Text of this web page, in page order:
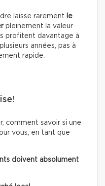
laisse rarement
le
pleinement la valeur
profitent davantage à
années, pas à
rapide.
comment savoir si une
vous, en tant que
doivent absolument